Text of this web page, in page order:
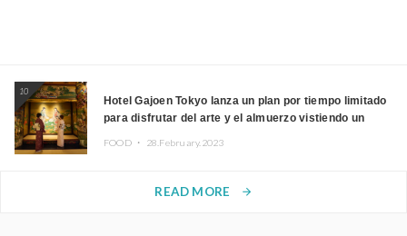
10
Hotel Gajoen Tokyo lanza un plan por tiempo limitado
para disfrutar del arte y el almuerzo vistiendo un
FOOD ・ 28.February.2023
READ MORE arrow_forward